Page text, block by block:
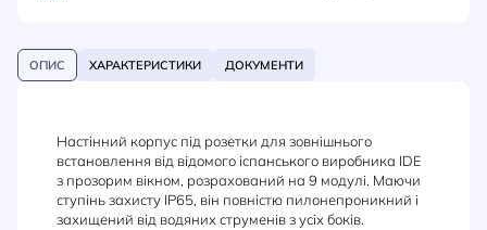
ОПИС ХАРАКТЕРИСТИКИ ДОКУМЕНТИ
Настінний корпус під розетки для зовнішнього
встановлення від відомого іспанського виробника IDE
з прозорим вікном, розрахований на 9 модулі. Маючи
ступінь захисту IP65, він повністю пилонепроникний і
захищений від водяних струменів з усіх боків.